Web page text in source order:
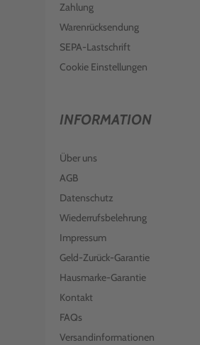
Zahlung
Warenrücksendung
SEPA-Lastschrift
Cookie Einstellungen
INFORMATION
Über uns
AGB
Datenschutz
Wiederrufsbelehrung
Impressum
Geld-Zurück-Garantie
Hausmarke-Garantie
Kontakt
FAQs
Versandinformationen